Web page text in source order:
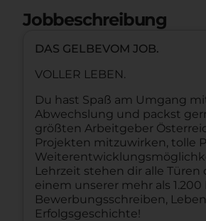
Jobbeschreibung
DAS GELBEVOM JOB.
VOLLER LEBEN.
Du hast Spaß am Umgang
Abwechslung und packst
größten Arbeitgeber
Projekten mitzuwirken, tolle
Lehrzeit stehen dir alle
einem unserer mehr als
Bewerbungsschreiben,
Erfolgsgeschichte!